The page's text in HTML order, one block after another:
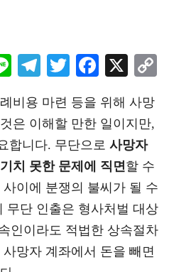
Li
Te
gr
a
m
T
tt
er
F
eb
oo
k
X
k
비용 마련 등을 위해 사망
은 이해할 만한 일이지만,
합니다. 무단으로 사망자
치 못한 문제에 직면할 수
이에 분쟁의 불씨가 될 수
무단 인출은 형사처벌 대상
인이라도 적법한 상속절차
망자 계좌에서 돈을 빼면